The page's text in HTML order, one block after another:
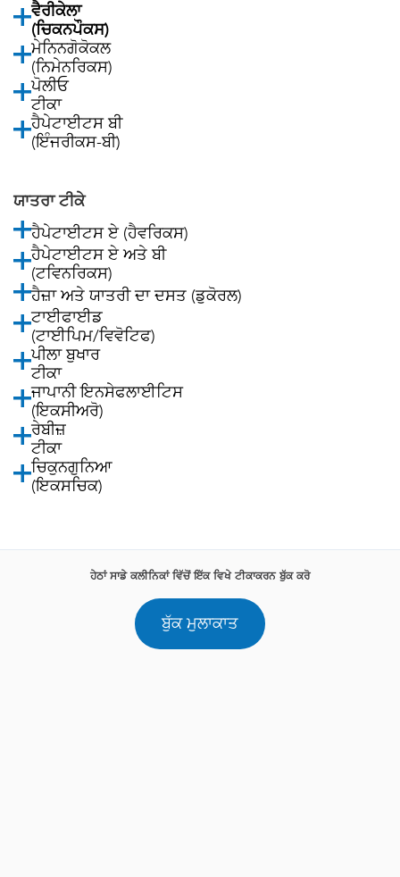
ਵੈਰੀਕੇਲਾ
(ਚਿਕਨਪੌਕਸ)
ਮੇਨਿਨਗੋਕੋਕਲ
(ਨਿਮੇਨਰਿਕਸ)
ਪੋਲੀਓ
ਟੀਕਾ
ਹੈਪੇਟਾਈਟਸ ਬੀ
(ਇੰਜਰੀਕਸ-ਬੀ)
ਯਾਤਰਾ ਟੀਕੇ
ਹੈਪੇਟਾਈਟਸ ਏ (ਹੈਵਰਿਕਸ)
ਹੈਪੇਟਾਈਟਸ ਏ ਅਤੇ ਬੀ
(ਟਵਿਨਰਿਕਸ)
ਹੈਜ਼ਾ ਅਤੇ ਯਾਤਰੀ ਦਾ ਦਸਤ (ਡੁਕੋਰਲ)
ਟਾਈਫਾਈਡ
(ਟਾਈਪਿਮ/ਵਿਵੋਟਿਫ)
ਪੀਲਾ ਬੁਖਾਰ
ਟੀਕਾ
ਜਾਪਾਨੀ ਇਨਸੇਫਲਾਈਟਿਸ
(ਇਕਸੀਅਰੋ)
ਰੇਬੀਜ਼
ਟੀਕਾ
ਚਿਕੁਨਗੁਨਿਆ
(ਇਕਸਚਿਕ)
ਹੇਠਾਂ ਸਾਡੇ ਕਲੀਨਿਕਾਂ ਵਿੱਚੋਂ ਇੱਕ ਵਿਖੇ ਟੀਕਾਕਰਨ ਬੁੱਕ ਕਰੋ
ਬੁੱਕ ਮੁਲਾਕਾਤ